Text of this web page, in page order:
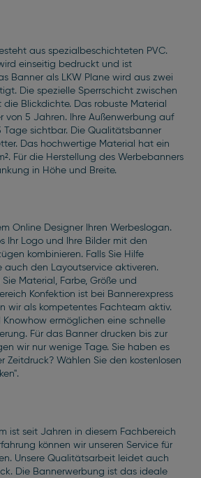
aus spezialbeschichteten PVC.
einseitig bedruckt und ist
Banner als LKW Plane wird aus zwei
Die spezielle Sperrschicht zwischen
Blickdichte. Das robuste Material
von 5 Jahren. Ihre Außenwerbung auf
Tage sichtbar. Die Qualitätsbanner
Das hochwertige Material hat ein
Für die Herstellung des Werbebanners
in Höhe und Breite.
Online Designer Ihren Werbeslogan.
Ihr Logo und Ihre Bilder mit den
kombinieren. Falls Sie Hilfe
auch den Layoutservice aktiveren.
Material, Farbe, Größe und
Konfektion ist bei Bannerexpress
wir als kompetentes Fachteam aktiv.
Knowhow ermöglichen eine schnelle
Für das Banner drucken bis zur
wir nur wenige Tage. Sie haben es
Zeitdruck? Wählen Sie den kostenlosen
ist seit Jahren in diesem Fachbereich
können wir unseren Service für
Unsere Qualitätsarbeit leidet auch
Die Bannerwerbung ist das ideale